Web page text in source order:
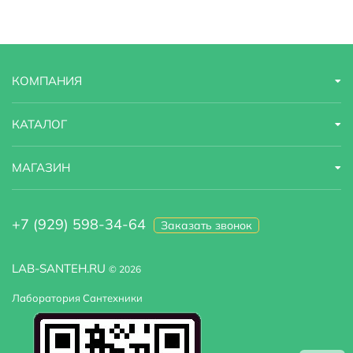
LAB-SANTEH.RU © 2026
Лаборатория Сантехники
КОМПАНИЯ
КАТАЛОГ
МАГАЗИН
+7 (929) 598-34-64 Заказать звонок